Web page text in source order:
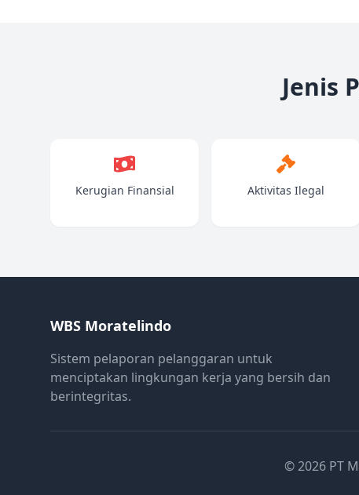
Jenis
Kerugian Finansial Aktivitas Ilegal
WBS Moratelindo
Sistem pelaporan pelanggaran untuk
menciptakan lingkungan kerja yang bersih dan
berintegritas.
© 2026 PT